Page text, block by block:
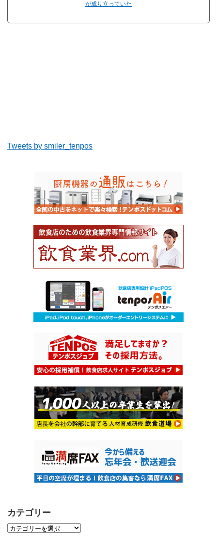
が成り立っていた
Tweets by smiler_tenpos
カテゴリー